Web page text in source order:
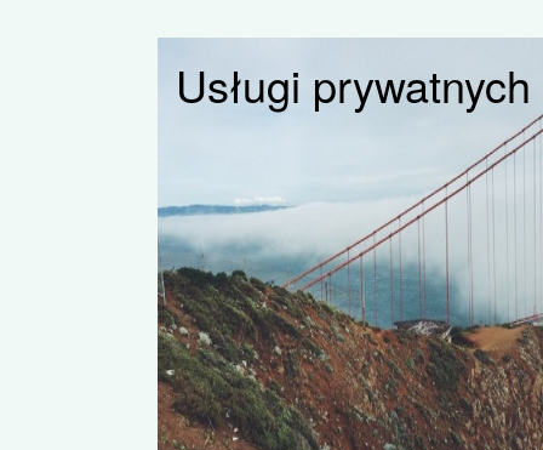
Usługi